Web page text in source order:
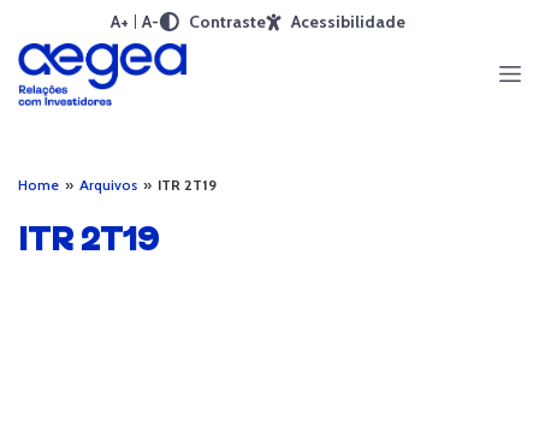
A+ A- Contraste Acessibilidade
Home » Arquivos » ITR 2T19
ITR 2T19